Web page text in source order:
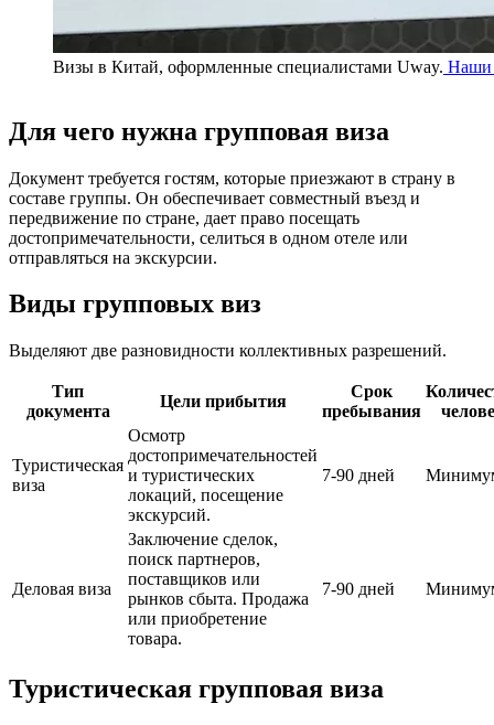
Визы в Китай, оформленные специалистами Uway. Наши
Для чего нужна групповая виза
Документ требуется гостям, которые приезжают в страну в
составе группы. Он обеспечивает совместный въезд и
передвижение по стране, дает право посещать
достопримечательности, селиться в одном отеле или
отправляться на экскурсии.
Виды групповых виз
Выделяют две разновидности коллективных разрешений.
Тип
документа
Цели прибытия
Срок
пребывания
Туристическая
виза
Осмотр
достопримечательностей
и туристических
локаций, посещение
экскурсий.
7-90 дней
Деловая виза
Заключение сделок,
поиск партнеров,
поставщиков или
рынков сбыта. Продажа
или приобретение
товара.
7-90 дней
Туристическая групповая виза